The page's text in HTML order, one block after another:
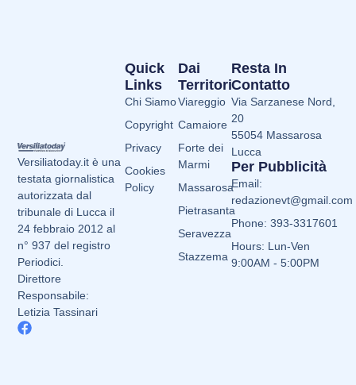
Versiliatoday.it è una
testata giornalistica
autorizzata dal
tribunale di Lucca il
24 febbraio 2012 al
n° 937 del registro
Periodici.
Direttore
Responsabile:
Letizia Tassinari
Dai
Territori
Viareggio
Camaiore
Forte dei
Marmi
Massarosa
Pietrasanta
Seravezza
Stazzema
Quick
Links
Chi Siamo
Copyright
Privacy
Cookies
Policy
Resta In
Contatto
Via Sarzanese Nord,
20
55054 Massarosa
Lucca
Per Pubblicità
Email:
redazionevt@gmail.com
Phone: 393-3317601
Hours: Lun-Ven
9:00AM - 5:00PM